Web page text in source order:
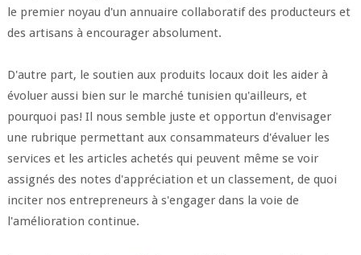
le premier noyau d'un annuaire collaboratif des producteurs et
des artisans à encourager absolument.
D'autre part, le soutien aux produits locaux doit les aider à
évoluer aussi bien sur le marché tunisien qu'ailleurs, et
pourquoi pas! Il nous semble juste et opportun d'envisager
une rubrique permettant aux consammateurs d'évaluer les
services et les articles achetés qui peuvent même se voir
assignés des notes d'appréciation et un classement, de quoi
inciter nos entrepreneurs à s'engager dans la voie de
l'amélioration continue.